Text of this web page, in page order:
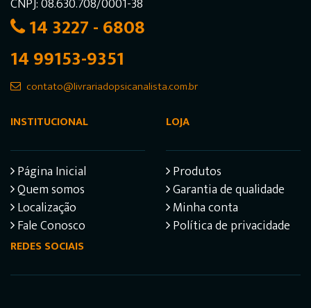
14 3227 - 6808
14 99153-9351
contato@livrariadopsicanalista.com.br
INSTITUCIONAL
Página Inicial
Quem somos
Localização
Fale Conosco
LOJA
Produtos
Garantia de qualidade
Minha conta
Política de privacidade
REDES SOCIAIS